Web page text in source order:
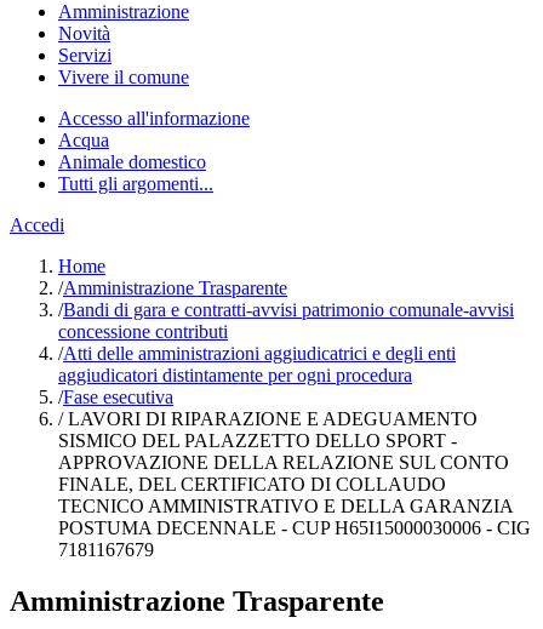
Amministrazione
Novità
Servizi
Vivere il comune
Accesso all'informazione
Acqua
Animale domestico
Tutti gli argomenti...
Accedi
Home
/Amministrazione Trasparente
/Bandi di gara e contratti-avvisi patrimonio comunale-avvisi
concessione contributi
/Atti delle amministrazioni aggiudicatrici e degli enti
aggiudicatori distintamente per ogni procedura
/Fase esecutiva
/LAVORI DI RIPARAZIONE E ADEGUAMENTO
SISMICO DEL PALAZZETTO DELLO SPORT -
APPROVAZIONE DELLA RELAZIONE SUL CONTO
FINALE, DEL CERTIFICATO DI COLLAUDO
TECNICO AMMINISTRATIVO E DELLA GARANZIA
POSTUMA DECENNALE - CUP H65I15000030006 - CIG
7181167679
Amministrazione Trasparente